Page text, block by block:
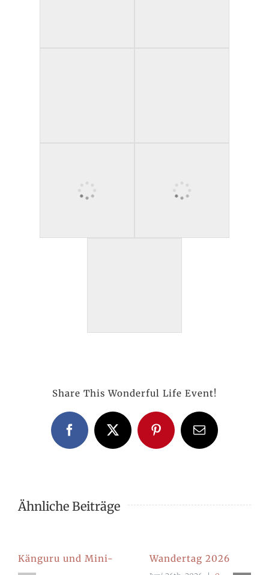
Share This Wonderful Life Event!
FacebookX PinterestE-
Mail
Ähnliche Beiträge
Känguru und Mini-
Wandertag 2026